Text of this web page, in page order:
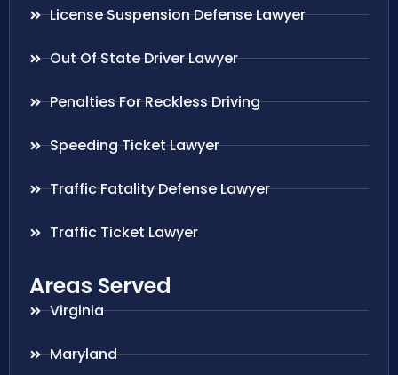
License Suspension Defense Lawyer
Out Of State Driver Lawyer
Penalties For Reckless Driving
Speeding Ticket Lawyer
Traffic Fatality Defense Lawyer
Traffic Ticket Lawyer
Areas Served
Virginia
Maryland